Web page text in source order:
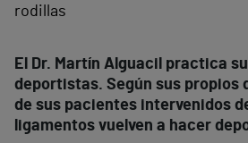
rodillas
El Dr. Martín Alguacil practica
deportistas. Según sus propios
de sus pacientes intervenidos
ligamentos vuelven a hacer